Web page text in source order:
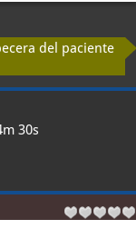
del paciente
30s